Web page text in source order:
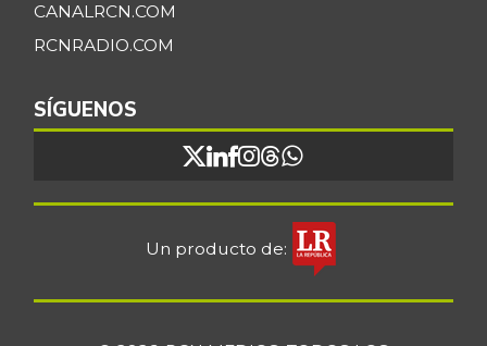
CANALRCN.COM
RCNRADIO.COM
SÍGUENOS
Un producto de: